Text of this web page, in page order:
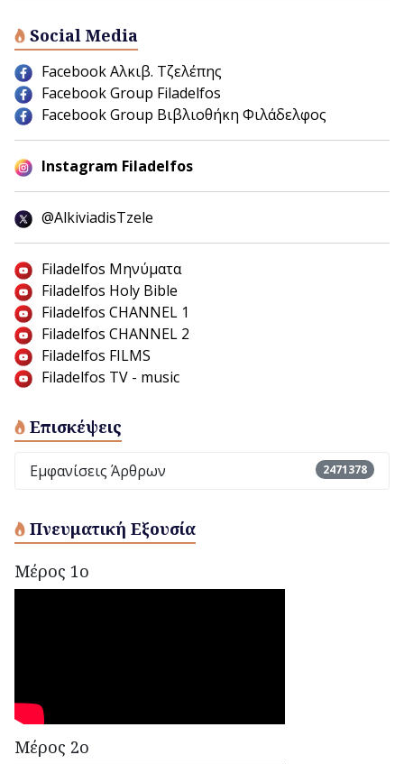
Social Media
Facebook Αλκιβ. Τζελέπης
Facebook Group Filadelfos
Facebook Group Βιβλιοθήκη Φιλάδελφος
Instagram Filadelfos
@AlkiviadisTzele
Filadelfos Μηνύματα
Filadelfos Holy Bible
Filadelfos CHANNEL 1
Filadelfos CHANNEL 2
Filadelfos FILMS
Filadelfos TV - music
Επισκέψεις
Εμφανίσεις Άρθρων 2471378
Πνευματική Εξουσία
Μέρος 1ο
Μέρος 2ο